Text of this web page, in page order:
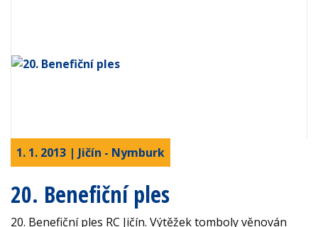
1. 1. 2013 | Jičín - Nymburk
20. Benefiční ples
20. Benefiční ples RC Jičín. Výtěžek tomboly věnován